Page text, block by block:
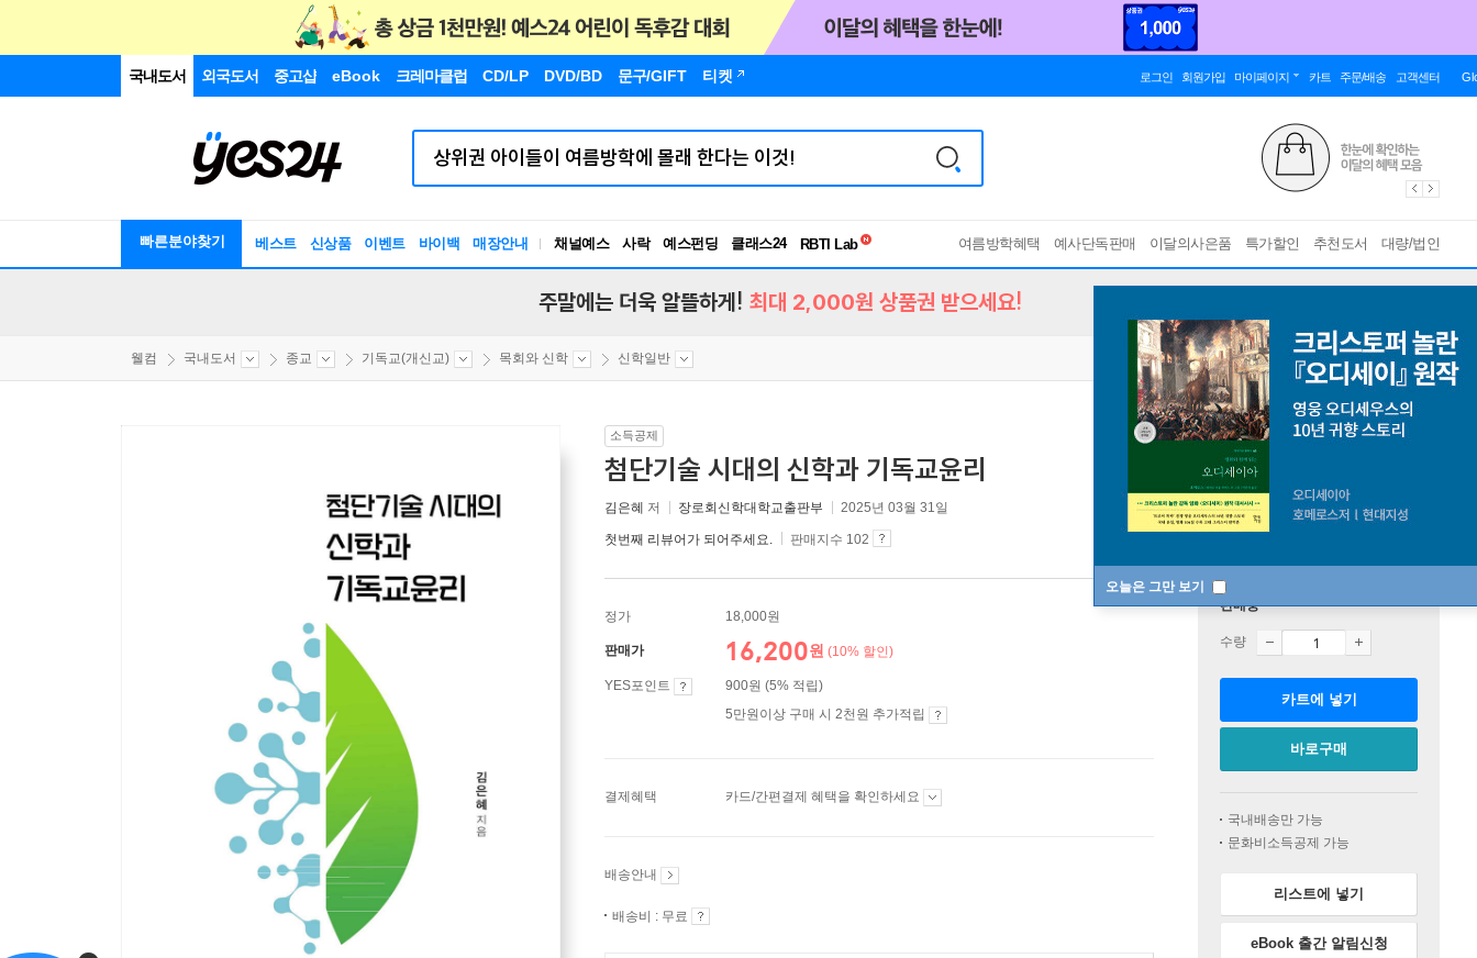
국내도서 외국도서 중고샵 eBook 크레마클럽 CD/LP DVD/BD 문구/GIFT 티켓 로그인 회원가입 마이페이지 카트 주문/배송 고객센터
빠른분야찾기 베스트 신상품 이벤트 바이백 매장안내 채널예스 사락 예스펀딩 클래스24
RBTI Lab
독서유형검사
여름방학혜택 예사단독판매 이달의사은품 특가할인 추천도서 대량/법인
오늘은 그만 보기
주말에는 더욱 알뜰하게! 최대 2,000원 상품권 받으세요!
웰컴 국내도서 종교 기독교(개신교) 목회와 신학 신학일반
소득공제
첨단기술 시대의 신학과 기독교윤리
김은혜 저 장로회신학대학교출판부 2025년 03월 31일
첫번째 리뷰어가 되어주세요. 판매지수 102
정가 18,000원
판매가 16,200원 (10% 할인)
YES포인트
900원 (5% 적립)
5만원이상 구매 시 2천원 추가적립
결제혜택 카드/간편결제 혜택을 확인하세요
배송안내
배송비 : 무료
판매중
수량
카트에 넣기
바로구매
국내배송만 가능
문화비소득공제 가능
리스트에 넣기
eBook 출간 알림신청